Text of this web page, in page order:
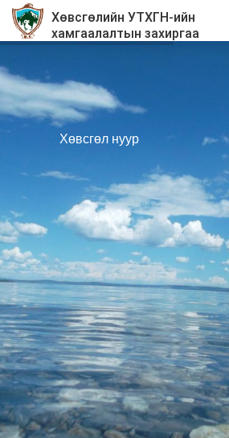
Хөвсгөлийн УТХГН-ийн
хамгаалалтын захиргаа
Хөвсгөл нуур